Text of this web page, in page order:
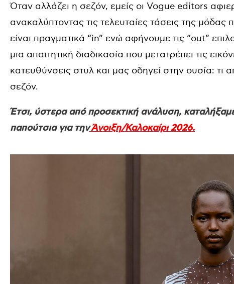
Όταν αλλάζει η σεζόν, εμείς οι Vogue editors
ανακαλύπτοντας τις τελευταίες τάσεις της
είναι πραγματικά “in” ενώ αφήνουμε τις “out”
μια απαιτητική διαδικασία που μετατρέπει τις
κατευθύνσεις στυλ και μας οδηγεί στην ουσία: τι
σεζόν.
Έτσι, ύστερα από προσεκτική ανάλυση,
παπούτσια για τηνΆνοιξη/Καλοκαίρι 2026.